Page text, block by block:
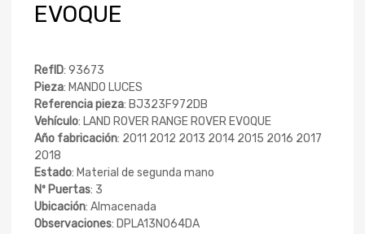
EVOQUE
RefID: 93673
Pieza: MANDO LUCES
Referencia pieza: BJ323F972DB
Vehículo: LAND ROVER RANGE ROVER EVOQUE
Año fabricación: 2011 2012 2013 2014 2015 2016 2017
2018
Estado: Material de segunda mano
Nº Puertas: 3
Ubicación: Almacenada
Observaciones: DPLA13N064DA